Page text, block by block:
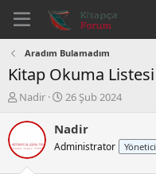
Aradım Bulamadım
Kitap Okuma Listesi
K
n
u
Nadir
B
ş
l
a
26 Şub 2024
Nadir
Administrator Yönetici